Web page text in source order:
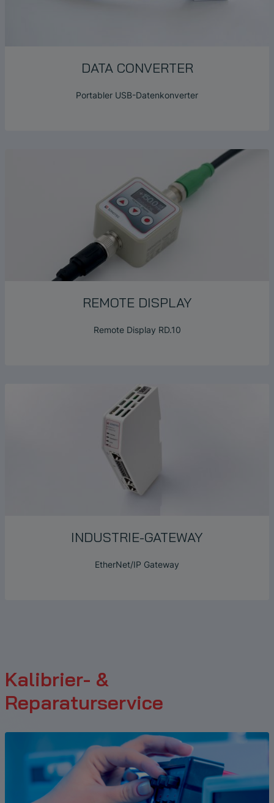
DATA CONVERTER
Portabler USB-Datenkonverter
REMOTE DISPLAY
Remote Display RD.10
INDUSTRIE-GATEWAY
EtherNet/IP Gateway
Kalibrier- &
Reparaturservice